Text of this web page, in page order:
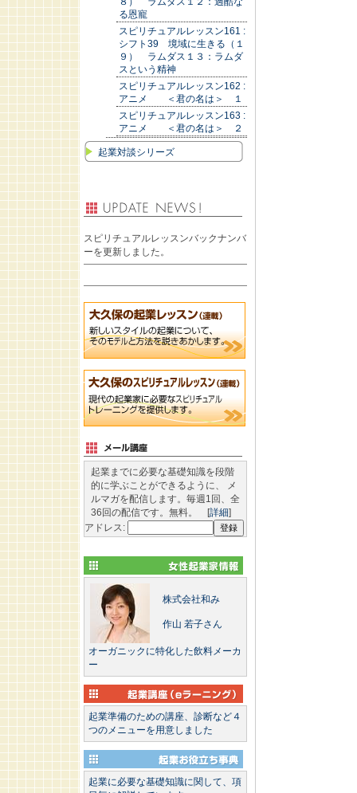
る恩寵
スピリチュアルレッスン161 :
シフト39 境域に生きる（１
９） ラムダス１３：ラムダ
スという精神
スピリチュアルレッスン162 :
アニメ ＜君の名は＞ １
スピリチュアルレッスン163 :
アニメ ＜君の名は＞ ２
起業対談シリーズ
スピリチュアルレッスンバックナンバ
ーを更新しました。
起業までに必要な基礎知識を段階
的に学ぶことができるように、 メ
ルマガを配信します。毎週1回、全
36回の配信です。無料。 [詳細]
アドレス:
株式会社和み
作山 若子さん
オーガニックに特化した飲料メーカ
ー
起業準備のための講座、診断など４
つのメニューを用意しました
起業に必要な基礎知識に関して、項